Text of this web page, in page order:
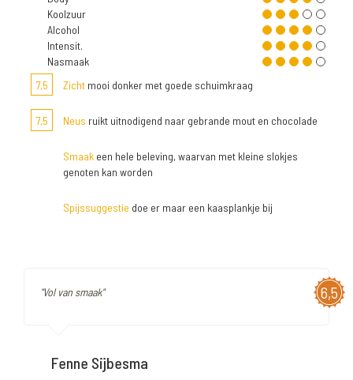
Koolzuur
Alcohol
Intensit.
Nasmaak
7,5
Zicht mooi donker met goede schuimkraag
7,5 Neus ruikt uitnodigend naar gebrande mout en chocolade
Smaak een hele beleving, waarvan met kleine slokjes
genoten kan worden
Spijssuggestie doe er maar een kaasplankje bij
6,5
"Vol van smaak"
Fenne Sijbesma